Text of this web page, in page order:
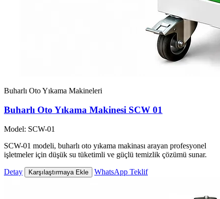
Buharlı Oto Yıkama Makineleri
Buharlı Oto Yıkama Makinesi SCW 01
Model: SCW-01
SCW-01 modeli, buharlı oto yıkama makinası arayan profesyonel
işletmeler için düşük su tüketimli ve güçlü temizlik çözümü sunar.
Detay Karşılaştırmaya Ekle WhatsApp Teklif